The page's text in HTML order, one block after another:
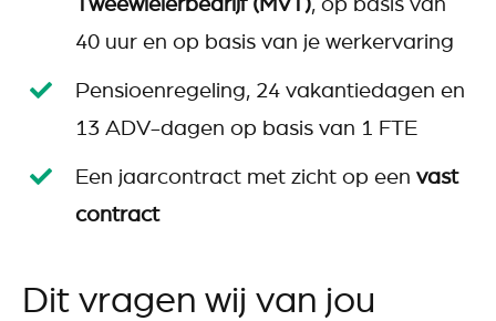
40 uur en op basis van je werkervaring
Pensioenregeling, 24 vakantiedagen en
13 ADV-dagen op basis van 1 FTE
Een jaarcontract met zicht op een vast
contract
Dit vragen wij van jou